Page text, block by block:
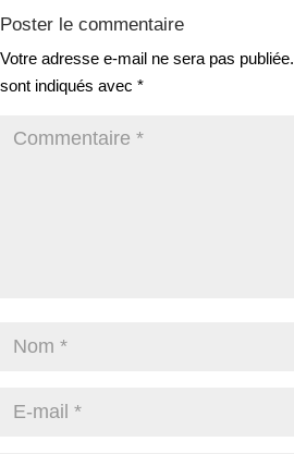
Poster le commentaire
Votre adresse e-mail ne sera pas publiée.
sont indiqués avec *